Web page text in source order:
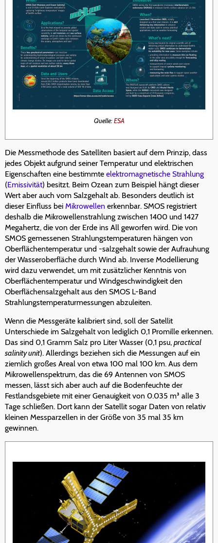
Quelle:ESA
Die Messmethode des Satelliten basiert auf dem Prinzip, dass
jedes Objekt aufgrund seiner Temperatur und elektrischen
Eigenschaften eine bestimmte elektromagnetische Strahlung
(Emissivität) besitzt. Beim Ozean zum Beispiel hängt dieser
Wert aber auch vom Salzgehalt ab. Besonders deutlich ist
dieser Einfluss bei Mikrowellen erkennbar. SMOS registriert
deshalb die Mikrowellenstrahlung zwischen 1400 und 1427
Megahertz, die von der Erde ins All geworfen wird. Die von
SMOS gemessenen Strahlungstemperaturen hängen von
Oberflächentemperatur und -salzgehalt sowie der Aufrauhung
der Wasseroberfläche durch Wind ab. Inverse Modellierung
wird dazu verwendet, um mit zusätzlicher Kenntnis von
Oberflächentemperatur und Windgeschwindigkeit den
Oberflächensalzgehalt aus den SMOS L-Band
Strahlungstemperaturmessungen abzuleiten.
Wenn die Messgeräte kalibriert sind, soll der Satellit
Unterschiede im Salzgehalt von lediglich 0,1 Promille erkennen.
Das sind 0,1 Gramm Salz pro Liter Wasser (0,1 psu, practical
salinity unit). Allerdings beziehen sich die Messungen auf ein
ziemlich großes Areal von etwa 100 mal 100 km. Aus dem
Mikrowellenspektrum, das die 69 Antennen von SMOS
messen, lässt sich aber auch auf die Bodenfeuchte der
Festlandsgebiete mit einer Genauigkeit von 0.035 m³ alle 3
Tage schließen. Dort kann der Satellit sogar Daten von relativ
kleinen Messparzellen in der Größe von 35 mal 35 km
gewinnen.